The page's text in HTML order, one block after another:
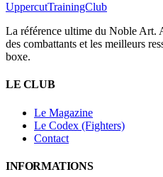
UppercutTrainingClub
La référence ultime du Noble Art.
des combattants et les meilleurs
boxe.
LE CLUB
Le Magazine
Le Codex (Fighters)
Contact
INFORMATIONS